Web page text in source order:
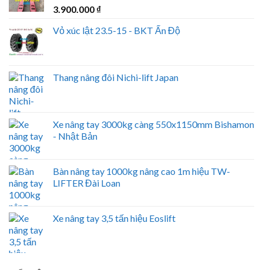
3.900.000 ₫
Vỏ xúc lật 23.5-15 - BKT Ấn Độ
Thang nâng đôi Nichi-lift Japan
Xe nâng tay 3000kg càng 550x1150mm Bishamon
- Nhật Bản
Bàn nâng tay 1000kg nâng cao 1m hiệu TW-
LIFTER Đài Loan
Xe nâng tay 3,5 tấn hiệu Eoslift